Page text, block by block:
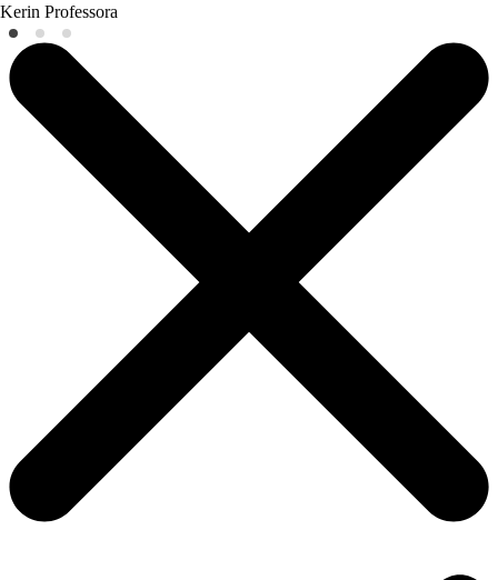
Kerin Professora